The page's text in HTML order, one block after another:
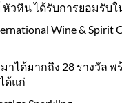
วหิน ได้รับการยอมรับ
Wine & Spirit
าได้มากถึง 28 รางวัล พ
ด้แก่